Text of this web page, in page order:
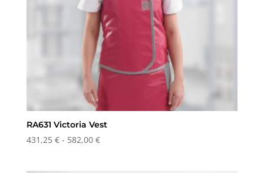
RA631 Victoria Vest
431,25 € - 582,00 €Prisinterval: